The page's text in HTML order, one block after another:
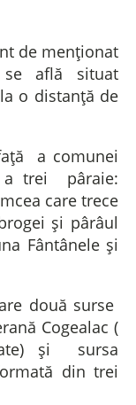
de menționat
află situat
o distanță de
a comunei
a trei pâraie:
care trece
și pârâul
Fântânele și
două surse
Cogealac (
și sursa
din trei